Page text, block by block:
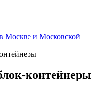
Москве и Московской
контейнеры